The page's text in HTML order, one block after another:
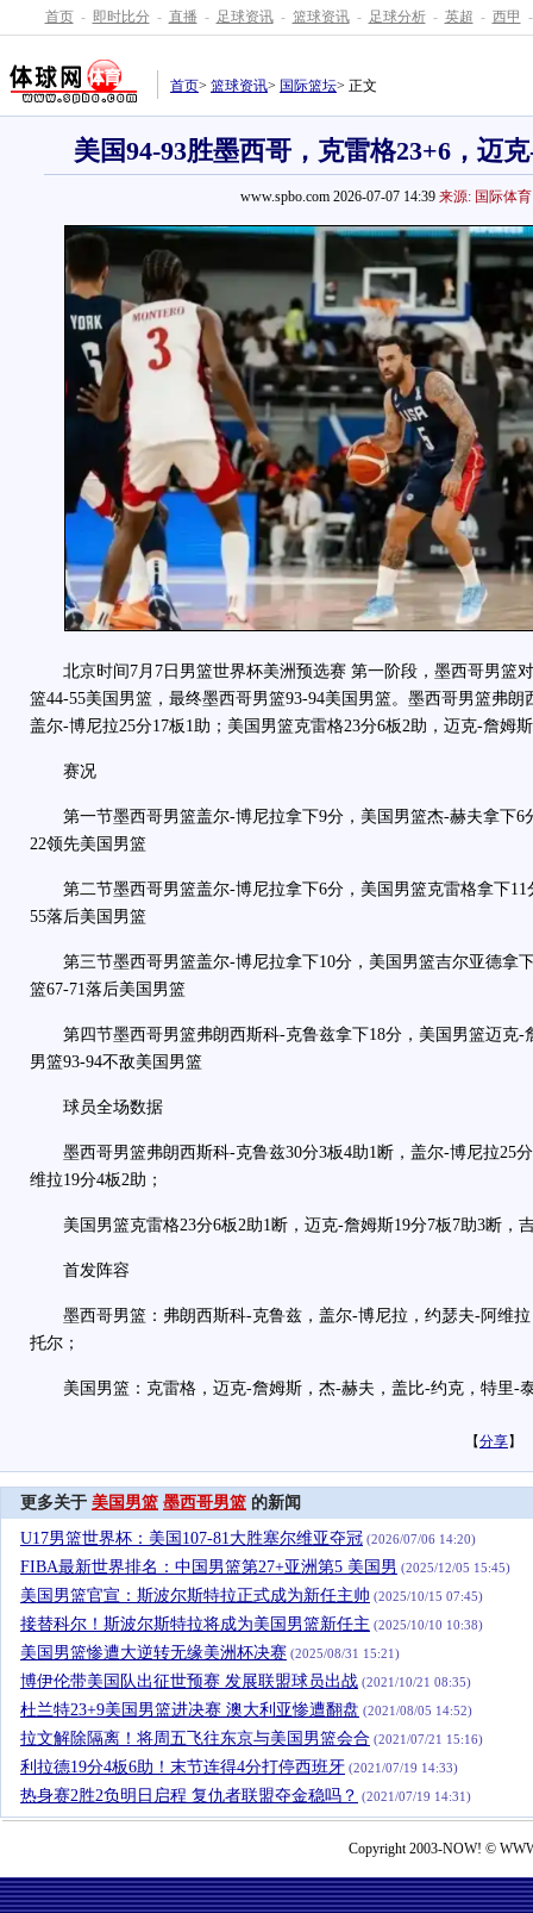
首页 - 即时比分 - 直播 - 足球资讯 - 篮球资讯 - 足球分析 - 英超 - 西甲 -
首页> 篮球资讯> 国际篮坛> 正文
美国94-93胜墨西哥，克雷格23+6，迈
www.spbo.com 2026-07-07 14:39 来源: 国际体育
北京时间7月7日男篮世界杯美洲预选赛 第一阶段，墨西哥男篮
篮44-55美国男篮，最终墨西哥男篮93-94美国男篮。墨西哥男篮弗朗
盖尔-博尼拉25分17板1助；美国男篮克雷格23分6板2助，迈克-詹姆
赛况
第一节墨西哥男篮盖尔-博尼拉拿下9分，美国男篮杰-赫夫拿下6
22领先美国男篮
第二节墨西哥男篮盖尔-博尼拉拿下6分，美国男篮克雷格拿下11
55落后美国男篮
第三节墨西哥男篮盖尔-博尼拉拿下10分，美国男篮吉尔亚德拿
篮67-71落后美国男篮
第四节墨西哥男篮弗朗西斯科-克鲁兹拿下18分，美国男篮迈克-
男篮93-94不敌美国男篮
球员全场数据
墨西哥男篮弗朗西斯科-克鲁兹30分3板4助1断，盖尔-博尼拉25分
维拉19分4板2助；
美国男篮克雷格23分6板2助1断，迈克-詹姆斯19分7板7助3断，
首发阵容
墨西哥男篮：弗朗西斯科-克鲁兹，盖尔-博尼拉，约瑟夫-阿维拉
托尔；
美国男篮：克雷格，迈克-詹姆斯，杰-赫夫，盖比-约克，特里-
【分享】
更多关于 美国男篮 墨西哥男篮 的新闻
U17男篮世界杯：美国107-81大胜塞尔维亚夺冠 (2026/07/06 14:20)
FIBA最新世界排名：中国男篮第27+亚洲第5 美国男 (2025/12/05 15:45)
美国男篮官宣：斯波尔斯特拉正式成为新任主帅 (2025/10/15 07:45)
接替科尔！斯波尔斯特拉将成为美国男篮新任主 (2025/10/10 10:38)
美国男篮惨遭大逆转无缘美洲杯决赛 (2025/08/31 15:21)
博伊伦带美国队出征世预赛 发展联盟球员出战 (2021/10/21 08:35)
杜兰特23+9美国男篮进决赛 澳大利亚惨遭翻盘 (2021/08/05 14:52)
拉文解除隔离！将周五飞往东京与美国男篮会合 (2021/07/21 15:16)
利拉德19分4板6助！末节连得4分打停西班牙 (2021/07/19 14:33)
热身赛2胜2负明日启程 复仇者联盟夺金稳吗？ (2021/07/19 14:31)
Copyright 2003-NOW! ©